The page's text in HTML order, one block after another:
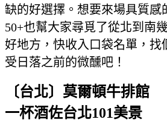
缺的好選擇。想要來場具質感
50+也幫大家尋覓了從北到南
好地方，快收入口袋名單，找
受日落之前的微醺吧！
〔台北〕 莫爾頓牛排館
一杯酒佐台北101美景